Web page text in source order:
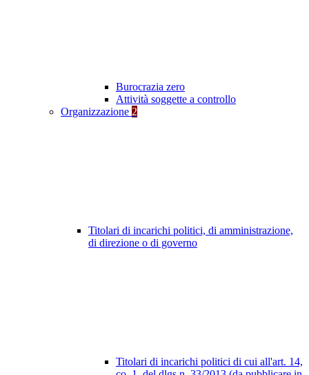
Burocrazia zero
Attività soggette a controllo
Organizzazione 2
Titolari di incarichi politici, di amministrazione,
di direzione o di governo
Titolari di incarichi politici di cui all'art. 14,